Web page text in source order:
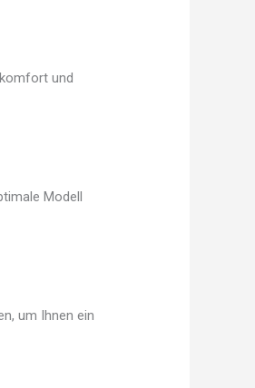
und
Modell
um Ihnen ein